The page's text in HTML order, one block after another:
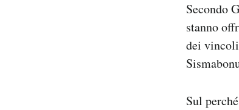
Secondo
stanno
dei
Sul